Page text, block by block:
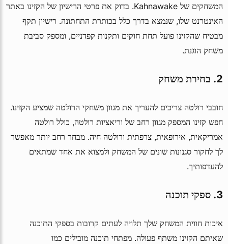
המשחקים של Kahnawake. בדוק את פרטי הרישיון של הקזינו באתר
האינטרנט שלו, שנמצא בדרך כלל בכותרת התחתונה. רישיון תקף
מבטיח שהקזינו פועל תחת חוקים ותקנות קפדניים, ומספק סביבת
משחק הוגנת.
2. בחירת משחק
חובבי רולטה צריכים להעריך את מגוון משחקי הרולטה שמציע הקזינו.
חפש קזינו המספק מגוון רחב של וריאציות רולטה, כולל רולטה
אמריקאית, אירופאית, צרפתית ורולטה חיה. מבחר רחב יותר מאפשר
לך לחקור סגנונות שונים של המשחק ולמצוא את אחד שמתאים
להעדפותיך.
3. ספקי תוכנה
איכות חווית המשחק שלך תלויה לעתים קרובות בספקי התוכנה
שאיתם הקזינו משתף פעולה. מפתחי תוכנה מובילים כמו